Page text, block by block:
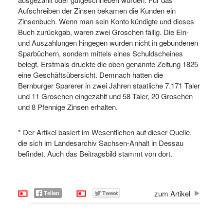
Aufschreiben der Zinsen bekamen die Kunden ein
Zinsenbuch. Wenn man sein Konto kündigte und dieses
Buch zurückgab, waren zwei Groschen fällig. Die Ein-
und Auszahlungen hingegen wurden nicht in gebundenen
Sparbüchern, sondern mittels eines Schuldscheines
belegt. Erstmals druckte die oben genannte Zeitung 1825
eine Geschäftsübersicht. Demnach hatten die
Bernburger Sparerer in zwei Jahren staatliche 7.171 Taler
und 11 Groschen eingezahlt und 58 Taler, 20 Groschen
und 8 Pfennige Zinsen erhalten.
* Der Artikel basiert im Wesentlichen auf dieser Quelle,
die sich im Landesarchiv Sachsen-Anhalt in Dessau
befindet. Auch das Beitragsbild stammt von dort.
zum Artikel